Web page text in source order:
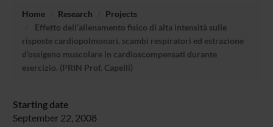
Home Research
Projects
Effetto dell’allenamento fisico di alta intensità sulle
risposte cardiopolmonari, scambi respiratori ed estrazione
d’ossigeno muscolare in cardioscompensati durante
esercizio. (PRIN Prof. Capelli)
Starting date
September 22, 2008